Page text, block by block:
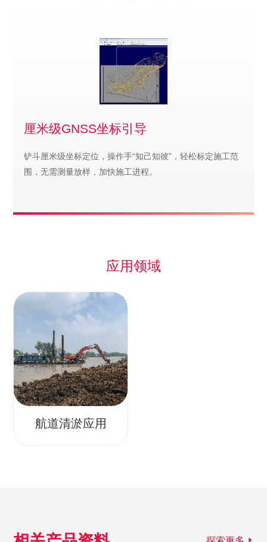
厘米级GNSS坐标引导
铲斗厘米级坐标定位，操作手“知己知彼”，轻松标定施工范
围，无需测量放样，加快施工进程。
应用领域
航道清淤应用